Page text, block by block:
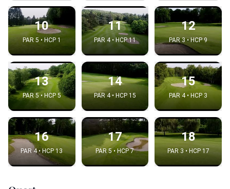
10
PAR 5 • HCP 1
11
PAR 4 • HCP 11
12
PAR 3 • HCP 9
13
PAR 5 • HCP 5
14
PAR 4 • HCP 15
15
PAR 4 • HCP 3
16
PAR 4 • HCP 13
17
PAR 5 • HCP 7
18
PAR 3 • HCP 17